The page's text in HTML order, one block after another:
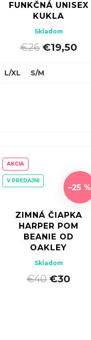
FUNKČNÁ UNISEX
KUKLA
Skladom
€26| €19,50
L/XL S/M
AKCIA
V PREDAJNI
–25 %
ZIMNÁ ČIAPKA
HARPER POM
BEANIE OD
OAKLEY
Skladom
€40| €30